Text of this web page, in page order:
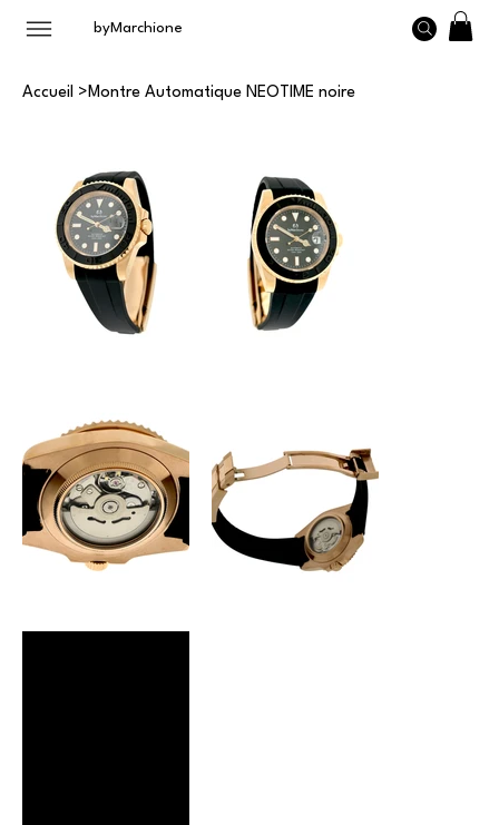
byMarchione
Accueil > Montre Automatique NEOTIME noire